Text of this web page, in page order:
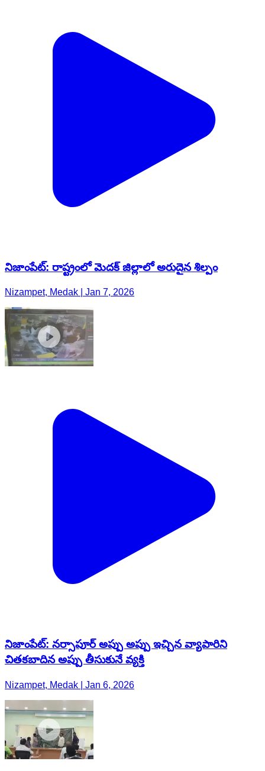
నిజాంపేట్: రాష్ట్రంలో మెదక్ జిల్లాలో అరుదైన శిల్పం
Nizampet, Medak | Jan 7, 2026
నిజాంపేట్: నర్సాపూర్ అప్పు అప్పు ఇచ్చిన వ్యాపారిని
చితకబాదిన అప్పు తీసుకునే వ్యక్తి
Nizampet, Medak | Jan 6, 2026